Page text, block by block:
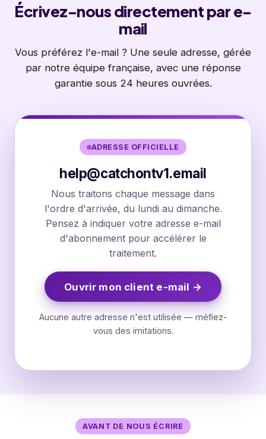
Écrivez-nous directement par e-
mail
Vous préférez l'e-mail ? Une seule adresse, gérée
par notre équipe française, avec une réponse
garantie sous 24 heures ouvrées.
ADRESSE OFFICIELLE
help@catchontv1.email
Nous traitons chaque message dans
l'ordre d'arrivée, du lundi au dimanche.
Pensez à indiquer votre adresse e-mail
d'abonnement pour accélérer le
traitement.
Ouvrir mon client e-mail →
Aucune autre adresse n'est utilisée — méfiez-
vous des imitations.
AVANT DE NOUS ÉCRIRE